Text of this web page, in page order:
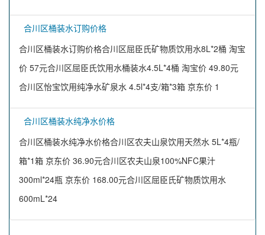
合川区桶装水订购价格
合川区桶装水订购价格合川区屈臣氏矿物质饮用水8L*2桶 淘宝
价 57元合川区屈臣氏饮用水桶装水4.5L*4桶 淘宝价 49.80元
合川区怡宝饮用纯净水矿泉水 4.5l*4支/箱*3箱 京东价 1
合川区桶装水纯净水价格
合川区桶装水纯净水价格合川区农夫山泉饮用天然水 5L*4瓶/
箱*1箱 京东价 36.90元合川区农夫山泉100%NFC果汁
300ml*24瓶 京东价 168.00元合川区屈臣氏矿物质饮用水
600mL*24